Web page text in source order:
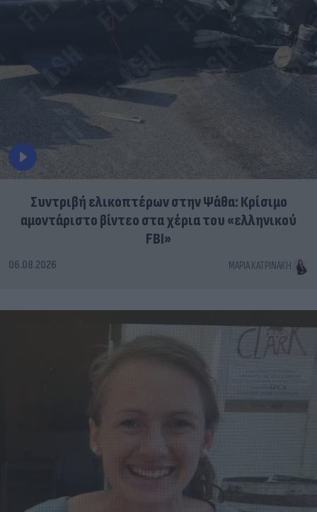
Συντριβή ελικοπτέρων στην Ψάθα: Κρίσιμο
αμοντάριστο βίντεο στα χέρια του «ελληνικού
FBI»
06.08.2026 ΜΑΡΊΑ ΚΑΤΡΙΝΆΚΗ